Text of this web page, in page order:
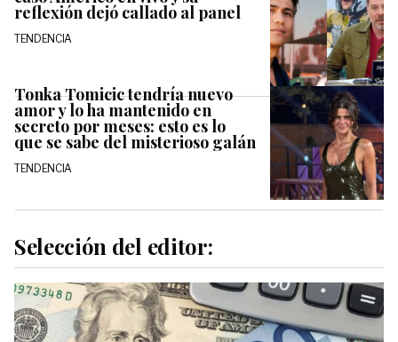
reflexión dejó callado al panel
TENDENCIA
Tonka Tomicic tendría nuevo
amor y lo ha mantenido en
secreto por meses: esto es lo
que se sabe del misterioso galán
TENDENCIA
Selección del editor: